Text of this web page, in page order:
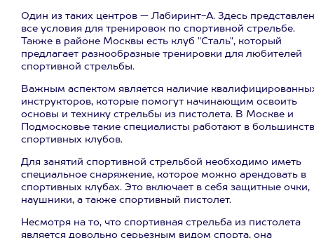
Один из таких центров — Лабиринт-А. Здесь
все условия для тренировок по спортивной стрельбе.
Также в районе Москвы есть клуб "Сталь", который
предлагает разнообразные тренировки для любителей
спортивной стрельбы.
Важным аспектом является наличие
инструкторов, которые помогут начинающим освоить
основы и технику стрельбы из пистолета. В Москве и
Подмосковье такие специалисты работают в
спортивных клубов.
Для занятий спортивной стрельбой необходимо иметь
специальное снаряжение, которое можно арендовать в
спортивных клубах. Это включает в себя защитные очки,
наушники, а также спортивный пистолет.
Несмотря на то, что спортивная стрельба из пистолета
является довольно серьезным видом спорта, она